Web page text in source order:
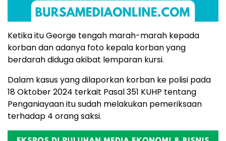
Ketika itu George tengah marah-marah kepada
korban dan adanya foto kepala korban yang
berdarah diduga akibat lemparan kursi.
Dalam kasus yang dilaporkan korban ke polisi pada
18 Oktober 2024 terkait Pasal 351 KUHP tentang
Penganiayaan itu sudah melakukan pemeriksaan
terhadap 4 orang saksi.